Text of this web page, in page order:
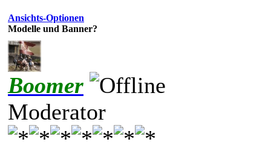
Ansichts-Optionen
Modelle und Banner?
Boomer
Moderator